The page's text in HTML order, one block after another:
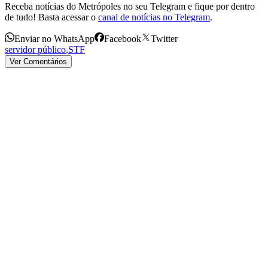
Receba notícias do Metrópoles no seu Telegram e fique por dentro
de tudo! Basta acessar o canal de notícias no Telegram.
Enviar no WhatsApp Facebook
Twitter
servidor público,STF
Ver Comentários